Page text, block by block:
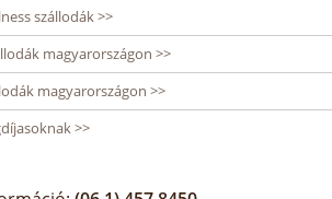
szállodák >>
magyarországon >>
magyarországon >>
>>